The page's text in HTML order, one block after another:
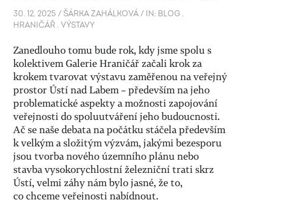
30. 12. 2025 /ŠÁRKA ZAHÁLKOVÁ / IN: BLOG .
HRANIČÁŘ .VÝSTAVY
Zanedlouho tomu bude rok, kdy jsme spolu s
kolektivem Galerie Hraničář začali krok za
krokem tvarovat výstavu zaměřenou na veřejný
prostor Ústí nad Labem – především na jeho
problematické aspekty a možnosti zapojování
veřejnosti do spoluutváření jeho budoucnosti.
Ač se naše debata na počátku stáčela především
k velkým a složitým výzvám, jakými bezesporu
jsou tvorba nového územního plánu nebo
stavba vysokorychlostní železniční trati skrz
Ústí, velmi záhy nám bylo jasné, že to,
co chceme veřejnosti nabídnout.